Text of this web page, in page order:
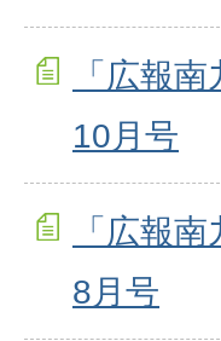
「広報
10月号
「広報
8月号